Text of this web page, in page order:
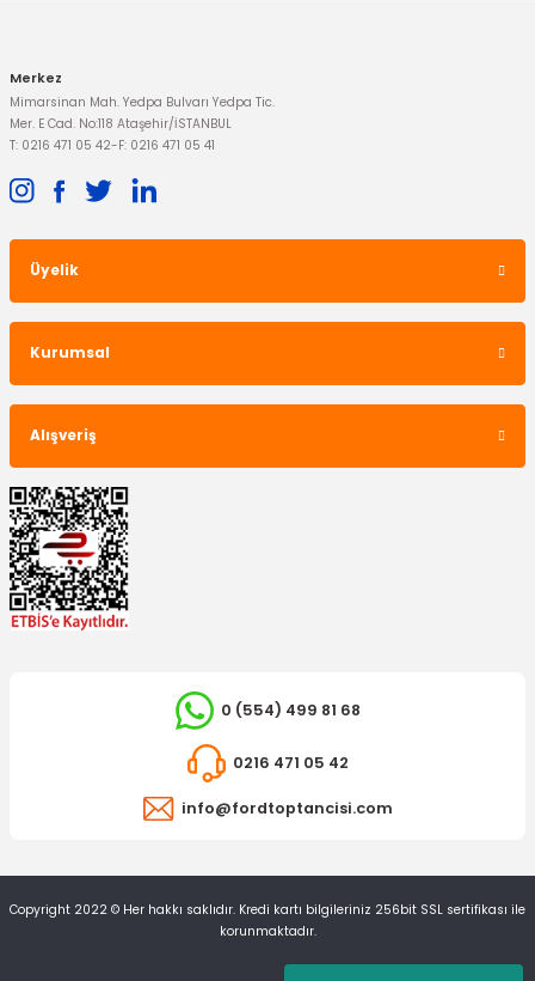
Merkez
Mimarsinan Mah. Yedpa Bulvarı Yedpa Tic.
Mer. E Cad. No:118 Ataşehir/İSTANBUL
T: 0216 471 05 42-F: 0216 471 05 41
Üyelik
Kurumsal
Alışveriş
0 (554) 499 81 68
0216 471 05 42
info@fordtoptancisi.com
Copyright 2022 © Her hakkı saklıdır. Kredi kartı bilgileriniz 256bit SSL sertifikası ile
korunmaktadır.